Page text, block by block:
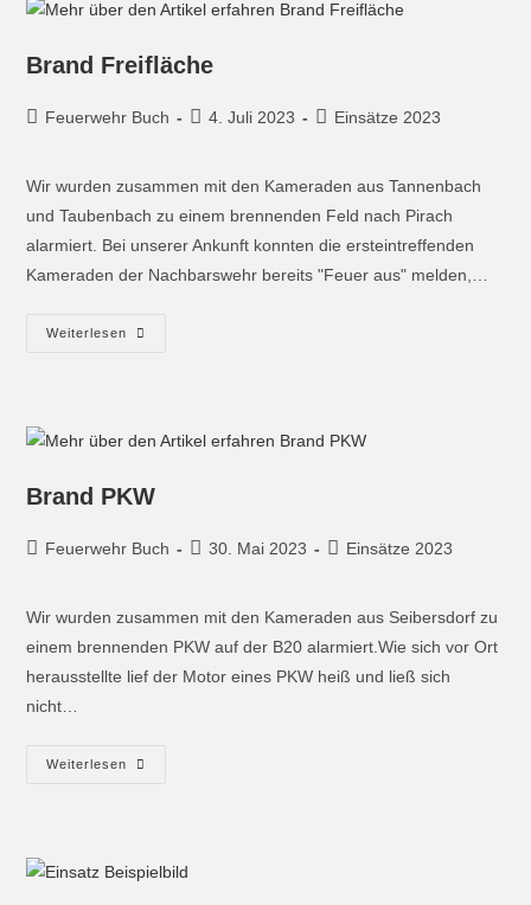
Brand Freifläche
Feuerwehr Buch 4. Juli 2023 Einsätze 2023
Wir wurden zusammen mit den Kameraden aus Tannenbach
und Taubenbach zu einem brennenden Feld nach Pirach
alarmiert. Bei unserer Ankunft konnten die ersteintreffenden
Kameraden der Nachbarswehr bereits "Feuer aus" melden,…
Weiterlesen
Brand PKW
Feuerwehr Buch 30. Mai 2023 Einsätze 2023
Wir wurden zusammen mit den Kameraden aus Seibersdorf zu
einem brennenden PKW auf der B20 alarmiert.Wie sich vor Ort
herausstellte lief der Motor eines PKW heiß und ließ sich
nicht…
Weiterlesen